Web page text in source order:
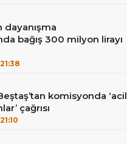
dayanışma
bağış 300 milyon lirayı
21:38
komisyonda ‘acil
çağrısı
21:10